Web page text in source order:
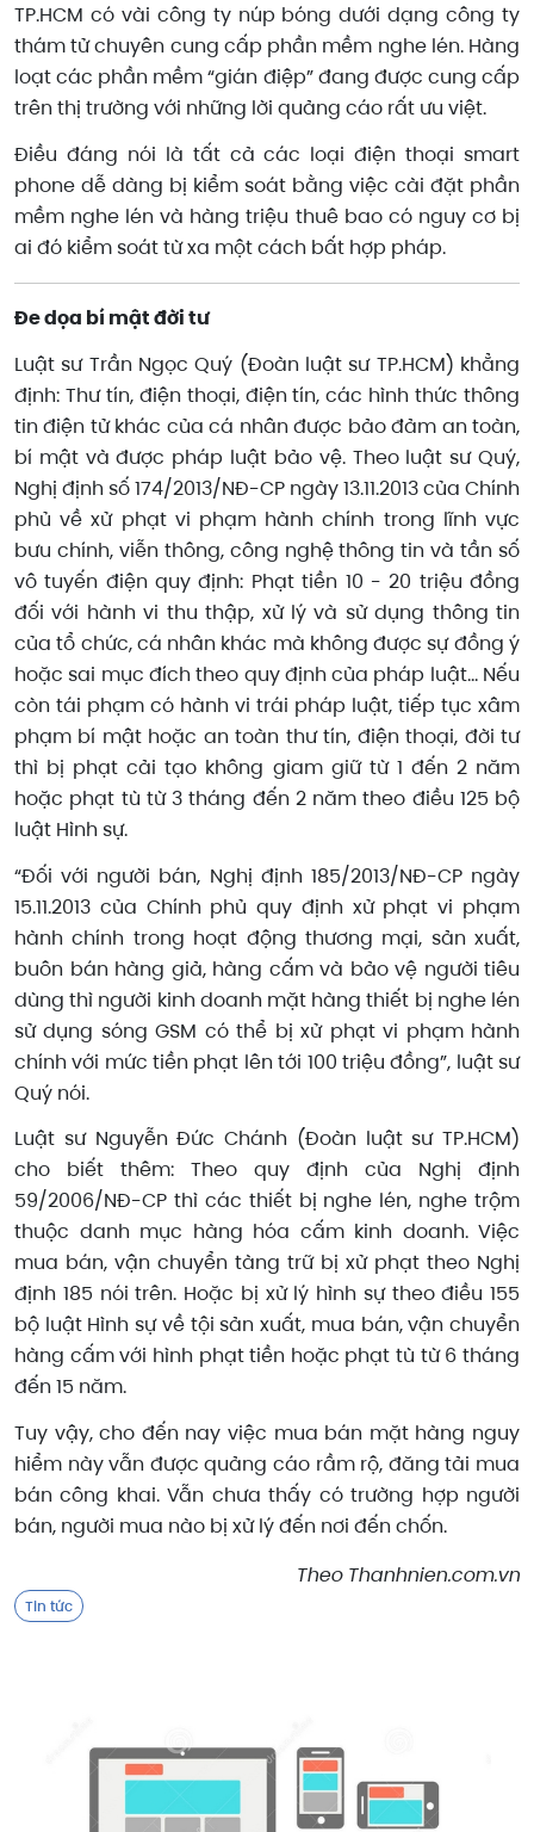
TP.HCM có vài công ty núp bóng dưới dạng công ty
thám tử chuyên cung cấp phần mềm nghe lén. Hàng
loạt các phần mềm “gián điệp” đang được cung cấp
trên thị trường với những lời quảng cáo rất ưu việt.
Điều đáng nói là tất cả các loại điện thoại smart
phone dễ dàng bị kiểm soát bằng việc cài đặt phần
mềm nghe lén và hàng triệu thuê bao có nguy cơ bị
ai đó kiểm soát từ xa một cách bất hợp pháp.
Đe dọa bí mật đời tư
Luật sư Trần Ngọc Quý (Đoàn luật sư TP.HCM) khẳng
định: Thư tín, điện thoại, điện tín, các hình thức thông
tin điện tử khác của cá nhân được bảo đảm an toàn,
bí mật và được pháp luật bảo vệ. Theo luật sư Quý,
Nghị định số 174/2013/NĐ-CP ngày 13.11.2013 của Chính
phủ về xử phạt vi phạm hành chính trong lĩnh vực
bưu chính, viễn thông, công nghệ thông tin và tần số
vô tuyến điện quy định: Phạt tiền 10 - 20 triệu đồng
đối với hành vi thu thập, xử lý và sử dụng thông tin
của tổ chức, cá nhân khác mà không được sự đồng ý
hoặc sai mục đích theo quy định của pháp luật... Nếu
còn tái phạm có hành vi trái pháp luật, tiếp tục xâm
phạm bí mật hoặc an toàn thư tín, điện thoại, đời tư
thì bị phạt cải tạo không giam giữ từ 1 đến 2 năm
hoặc phạt tù từ 3 tháng đến 2 năm theo điều 125 bộ
luật Hình sự.
“Đối với người bán, Nghị định 185/2013/NĐ-CP ngày
15.11.2013 của Chính phủ quy định xử phạt vi phạm
hành chính trong hoạt động thương mại, sản xuất,
buôn bán hàng giả, hàng cấm và bảo vệ người tiêu
dùng thì người kinh doanh mặt hàng thiết bị nghe lén
sử dụng sóng GSM có thể bị xử phạt vi phạm hành
chính với mức tiền phạt lên tới 100 triệu đồng”, luật sư
Quý nói.
Luật sư Nguyễn Đức Chánh (Đoàn luật sư TP.HCM)
cho biết thêm: Theo quy định của Nghị định
59/2006/NĐ-CP thì các thiết bị nghe lén, nghe trộm
thuộc danh mục hàng hóa cấm kinh doanh. Việc
mua bán, vận chuyển tàng trữ bị xử phạt theo Nghị
định 185 nói trên. Hoặc bị xử lý hình sự theo điều 155
bộ luật Hình sự về tội sản xuất, mua bán, vận chuyển
hàng cấm với hình phạt tiền hoặc phạt tù từ 6 tháng
đến 15 năm.
Tuy vậy, cho đến nay việc mua bán mặt hàng nguy
hiểm này vẫn được quảng cáo rầm rộ, đăng tải mua
bán công khai. Vẫn chưa thấy có trường hợp người
bán, người mua nào bị xử lý đến nơi đến chốn.
Theo Thanhnien.com.vn
Tin tức